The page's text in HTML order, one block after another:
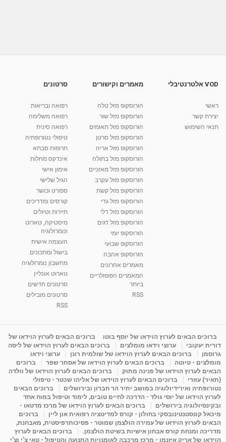
מאת Shahar-vod 4 שנים 831 צפיות
ריקי וייסמן מטפלת ומורה לתטא הילינג אקסס
10:17
קרין גורן - העוגה המתגלצ’ת ללא קמח
יוסי שר - מתמחה בשיטת אלכסנדר וטאי צ'י
2,738 צפיות
01:46
רנה רז-גילו -טיפול אנרגטי ויעוץ רוחני - נומרולוגית
2,314 צפיות
סודות בתאריך הלידה, משמעות חודש הלידה -
ינואר זינה ליבשיץ נומרולוגית
09:12
מדיטציה בדמיון מודרך - היכרות עם האני הפנימי
מאת admin 11 שנים 3,649 צפיות
15:49
פנינה מתוק - מרכז "נתיב הלב" בהרצליה-
מדיטציה-התחדשות
מאת Shahar-vod 2,146 צפיות
VOD אלטרנטיבלי
ראשי
יצירת קשר
תנאי השימוש
מאמרים וקישורים
הורוסקופ מזל טלה
הורוסקופ מזל שור
הורוסקופ מזל תאומים
הורוסקופ מזל סרטן
הורוסקופ מזל אריה
הורוסקופ מזל בתולה
הורוסקופ מזל מאזניים
הורוסקופ מזל עקרב
הורוסקופ מזל קשת
הורוסקופ מזל גדי
הורוסקופ מזל דלי
הורוסקופ מזל דגים
הורוסקופ יומי
הורוסקופ שבועי
הורוסקופ אהבה
מאמרים אחרונים
המאמרים הפופולריים
ביותר
RSS
סרטונים
רפואה ובריאות
רפואה משלימה
רפואה סינית
טיפולי נטורופתיה
תרופות סבתא
אינדקס מחלות
אימון אישי
הגיל שלישי
ספורט וכושר
קורסים ומדריכים
תיירות וטיולים
מיסטיקה, טארוט
ונומרולוגיה
העצמה אישית
בישול ומתכונים
מחשבון נומרולוגיה
טארוט אונליין
סרטונים חדשים
סרטונים מובילים
RSS
ברוכים הבאים לערוץ הוידאו של יוסף בוטו
ברוכים הבאים לערוץ הוידאו של
דורית יעקובי
ערוצי וידאו מומלצים
ברוכים הבאים לערוץ הוידאו של ליסה
גרוסמן
ברוכים הבאים לערוץ הוידאו של שולמית רונן
ערוצי וידאו
מומלצים - טיוטה
ברוכים הבאים לערוץ הוידאו של אסתר שפר
ברוכים
הבאים לערוץ הוידאו של פנינה מתוק
ברוכים הבאים לערוץ הוידאו של וולדה
(תאיר) עוזרי
ברוכים הבאים לערוץ הוידאו של אליהו שכטר - טיפולי
נטורופתיה ואירידיולוגיה במושב יתיר הר חברון ובירושלים
ברוכים הבאים
לערוץ הוידאו של יוסי גולד - הדרכה לחיים טובים, לימוד וטיפול במוח אחד
ובקינסיולוגיה בירושלים
ברוכים הבאים לערוץ הוידאו של מרכז מדטאו -
מיכאל קונסטנטינובסקי בחולון - קורס למדיטציה רפואית און ליין
ברוכים
הבאים לערוץ הוידאו של עמירה הולצמן שמוטר - פסיכותרפיסטית, מאבחנת,
מדריכה ומנחת קורס אבחון אישיות בשיטת הולצמן.
ברוכים הבאים לערוץ
הוידאו של אריק איזנמן - מרכז מרכבה לאומנויות התנועה והטיפול - טאי צ'י וצ'י